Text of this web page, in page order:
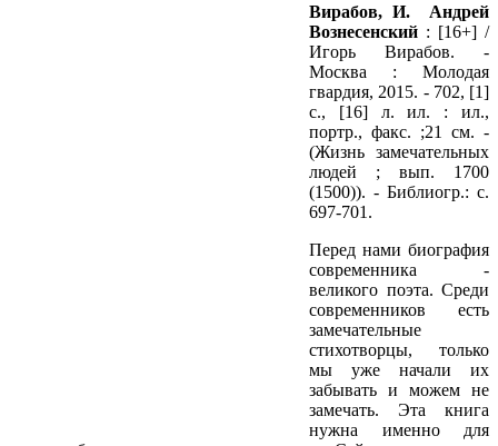
Вирабов, И. Андрей
Вознесенский : [16+] /
Игорь Вирабов. -
Москва : Молодая
гвардия, 2015. - 702, [1]
с., [16] л. ил. : ил.,
портр., факс. ;21 см. -
(Жизнь замечательных
людей ; вып. 1700
(1500)). - Библиогр.: с.
697-701.
Перед нами биография
современника -
великого поэта. Среди
современников есть
замечательные
стихотворцы, только
мы уже начали их
забывать и можем не
замечать. Эта книга
нужна именно для